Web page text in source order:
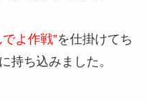
よ作戦”を仕掛けてち
に持ち込みました。